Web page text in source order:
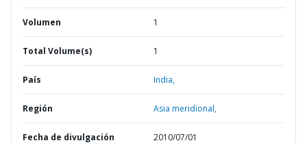
Volumen 1
Total Volume(s) 1
País India,
Región Asia meridional,
Fecha de divulgación 2010/07/01